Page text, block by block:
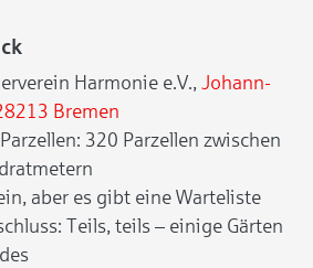
Harmonie e.V., Johann-
Bremen
320 Parzellen zwischen
aber es gibt eine Warteliste
Teils, teils – einige Gärten